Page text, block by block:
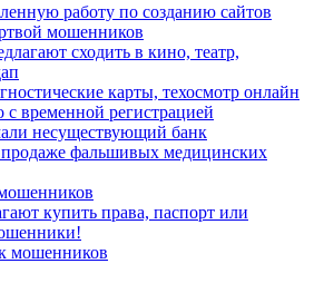
работу по созданию сайтов
мошенников
сходить в кино, театр,
карты, техосмотр онлайн
временной регистрацией
несуществующий банк
фальшивых медицинских
купить права, паспорт или
мошенников